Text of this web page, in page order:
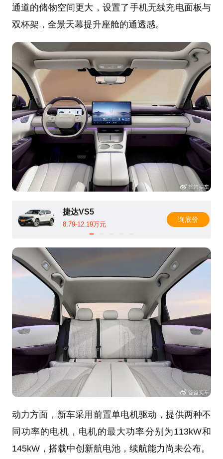
通道的储物空间更大，设置了手机无线充电面板与
双杯架，全景天幕提升座舱的通透感。
捷达VS5
8.79-12.19万元
询底价
动力方面，新车采用前置单电机驱动，提供两种不
同功率的电机，电机的最大功率分别为113kW和
145kW，搭载中创新航电池，续航能力尚未公布。